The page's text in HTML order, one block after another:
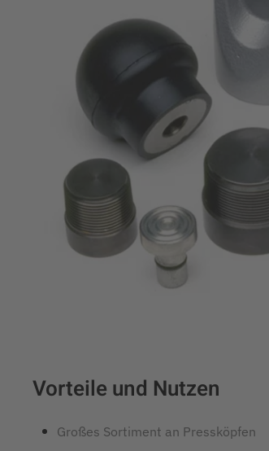
Vorteile und Nutzen
Großes Sortiment an Pressköpfen